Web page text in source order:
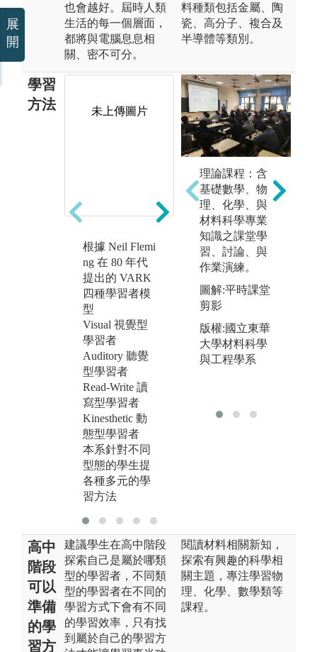
也會越好。屆時人類
生活的每一個層面，
都將與電腦息息相
關、密不可分。
料種類包括金屬、陶
瓷、高分子、複合及
半導體等類別。
學習
方法
未上傳圖片
根據 Neil Flemi
ng 在 80 年代
提出的 VARK
四種學習者模
型
Visual 視覺型
學習者
Auditory 聽覺
型學習者
Read-Write 讀
寫型學習者
Kinesthetic 動
態型學習者
本系針對不同
型態的學生提
各種多元的學
習方法
未上傳圖片
針對視覺型學
習者，本系友
作課程，學生
可以觀察老師
或助教實際操
作，在之後更
搭配讓學生操
協助。
理論課程：含
基礎數學、物
理、化學、與
材料科學專業
知識之課堂學
習、討論、與
作業演練。
圖解:平時課堂
剪影
版權:國立東華
大學材料科學
與工程學系
高中
階段
可以
準備
的學
習方
建議學生在高中階段
探索自己是屬於哪類
型的學習者，不同類
型的學習者在不同的
學習方式下會有不同
的學習效率，只有找
到屬於自己的學習方
閱讀材料相關新知，
探索有興趣的科學相
關主題，專注學習物
理、化學、數學類等
課程。
展
開